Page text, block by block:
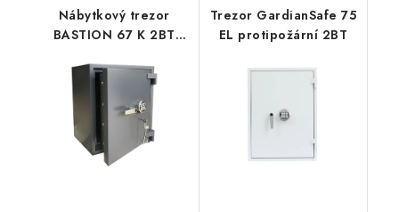
Nábytkový trezor
BASTION 67 K 2BT
Trezor GardianSafe 75
EL protipožární 2BT